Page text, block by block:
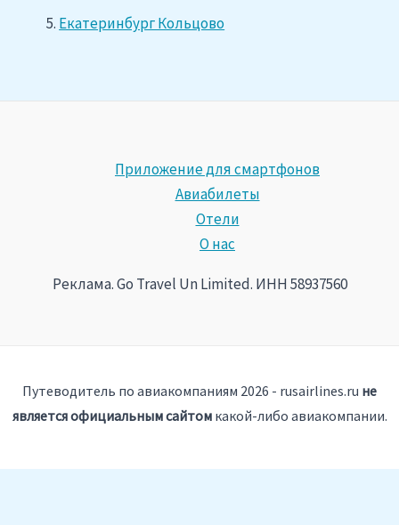
Екатеринбург Кольцово
Приложение для смартфонов
Авиабилеты
Отели
О нас
Реклама. Go Travel Un Limited. ИНН 58937560
Путеводитель по авиакомпаниям 2026 - rusairlines.ru не
является официальным сайтомкакой-либо авиакомпании.